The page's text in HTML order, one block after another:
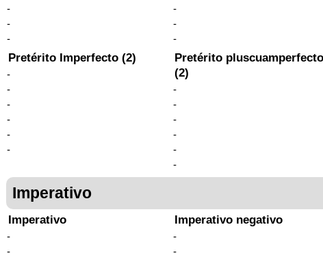
-
-
-
-
-
-
Pretérito Imperfecto (2)
-
-
-
-
-
-
Pretérito pluscuamperfecto
(2)
-
-
-
-
-
-
Imperativo
Imperativo
-
Imperativo negativo
-